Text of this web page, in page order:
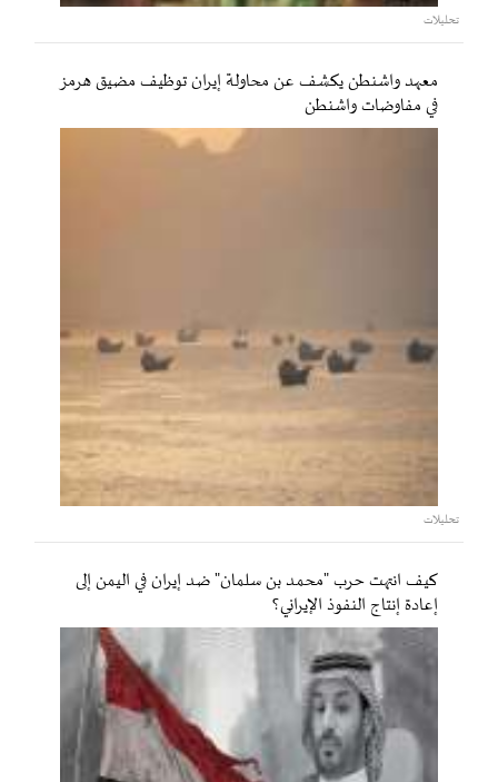
تحليلات
معهد واشنطن يكشف عن محاولة إيران توظيف مضيق هرمز
في مفاوضات واشنطن
تحليلات
كيف انتهت حرب "محمد بن سلمان" ضد إيران في اليمن إلى
إعادة إنتاج النفوذ الإيراني؟